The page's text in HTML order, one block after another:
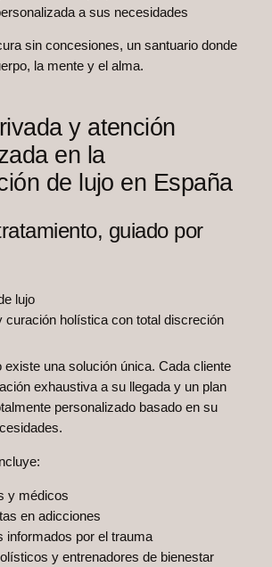
a sus necesidades
sin concesiones, un santuario donde
la mente y el alma.
y atención
en la
de lujo en España
guiado por
existe una solución única. Cada cliente
exhaustiva a su llegada y un plan
personalizado basado en su
y médicos
en adicciones
informados por el trauma
y entrenadores de bienestar
curación holística con total discreción